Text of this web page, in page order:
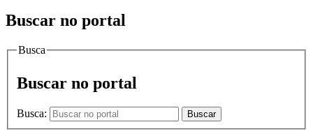
Buscar no portal
Busca
Buscar no portal
Busca: Buscar